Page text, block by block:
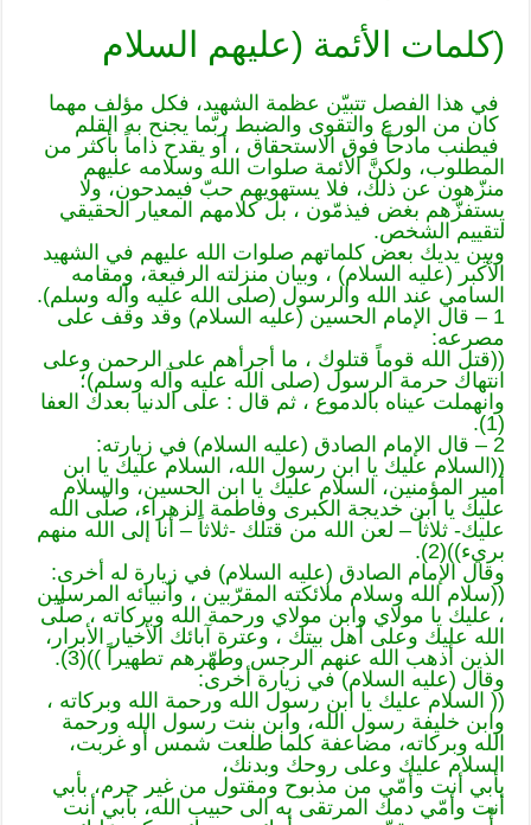
(كلمات الأئمة (عليهم السلام
في هذا الفصل تتبيّن عظمة الشهيد، فكل مؤلف مهما
كان من الورع والتقوى والضبط ربّما يجنح به القلم
فيطنب مادحاً فوق الاستحقاق ، أو يقدح ذاماً بأكثر من
المطلوب، ولكنَّ الأئمة صلوات الله وسلامه عليهم
منزّهون عن ذلك، فلا يستهويهم حبّ فيمدحون، ولا
يستفزّهم بغض فيذمّون ، بل كلامهم المعيار الحقيقي
لتقييم الشخص.
وبين يديك بعض كلماتهم صلوات الله عليهم في الشهيد
الأكبر (عليه السلام) ، وبيان منزلته الرفيعة، ومقامه
السامي عند الله والرسول (صلى الله عليه وآله وسلم).
1 – قال الإمام الحسين (عليه السلام) وقد وقف على
مصرعه:
((قتل الله قوماً قتلوك ، ما أجرأهم على الرحمن وعلى
انتهاك حرمة الرسول (صلى الله عليه وآله وسلم)؛
وانهملت عيناه بالدموع ، ثم قال : على الدنيا بعدك العفا
(1).
2 – قال الإمام الصادق (عليه السلام) في زيارته:
((السلام عليك يا ابن رسول الله، السلام عليك يا ابن
أمير المؤمنين، السلام عليك يا ابن الحسين، والسلام
عليك يا ابن خديجة الكبرى وفاطمة الزهراء، صلّى الله
عليك- ثلاثاً – لعن الله من قتلك -ثلاثاً – أنا إلى الله منهم
بريء))(2).
وقال الإمام الصادق (عليه السلام) في زيارة له أخرى:
((سلام الله وسلام ملائكته المقرّبين ، وأنبيائه المرسلين
، عليك يا مولاي وابن مولاي ورحمة الله وبركاته ، صلّى
الله عليك وعلى أهل بيتك ، وعترة آبائك الأخيار الأبرار،
الذين أذهب الله عنهم الرجس وطهّرهم تطهيراً ))(3).
وقال (عليه السلام) في زيارة أخرى:
(( السلام عليك يا ابن رسول الله ورحمة الله وبركاته ،
وابن خليفة رسول الله، وابن بنت رسول الله ورحمة
الله وبركاته، مضاعفة كلما طلعت شمس أو غربت،
السلام عليك وعلى روحك وبدنك،
بأبي أنت وأمّي من مذبوح ومقتول من غير جرم، بأبي
أنت وأمّي دمك المرتقى به الى حبيب الله، بأبي أنت